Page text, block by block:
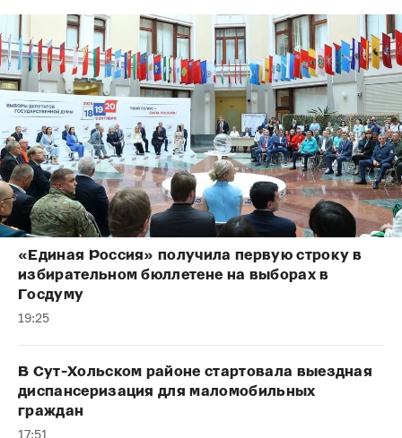
«Единая Россия» получила первую строку в
избирательном бюллетене на выборах в
Госдуму
19:25
В Сут-Хольском районе стартовала выездная
диспансеризация для маломобильных
граждан
17:51